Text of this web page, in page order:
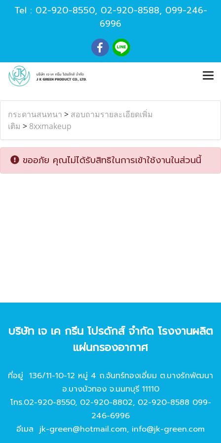
Tel : 02-920-8550, 02-920-8588, 099-246-
6996
กระดานสนทนา > สอบถามรายละเอียดเพิ่ม
เติม > 8xxmakeup
ขออภัย คุณไม่ได้รับสิทธิในการเข้าใช้งานในส่วนนี้
บริษัท เจ เค กรีน โปรดักส์ จํากัด โรงงานผลิต
แผ่นกรองอากาศ
ที่อยู่ 136/11-10-12 หมู่ 4 ถ.จันทร์ทองเอี่ยม ต.บางรักพัฒนา
อ.บางบัวทอง จ.นนทบุรี 11110
โทร.02-920-8550, 02-920-8802, 02-920-8588 099-
246-6996
อีเมล jk-green@hotmail.com, info@jk-green.com